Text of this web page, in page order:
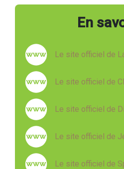
En
Le site officiel de
Le site officiel de
Le site officiel de
Le site officiel de
Le site officiel de